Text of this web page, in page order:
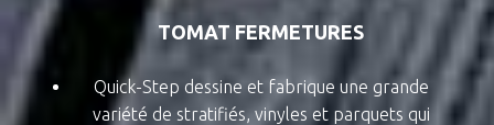
TOMAT FERMETURES
Quick-Step dessine et fabrique une grande
variété de stratifiés, vinyles et parquets qui